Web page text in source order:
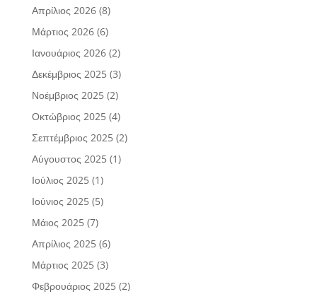
Απρίλιος 2026(8)
Μάρτιος 2026(6)
Ιανουάριος 2026(2)
Δεκέμβριος 2025(3)
Νοέμβριος 2025(2)
Οκτώβριος 2025(4)
Σεπτέμβριος 2025(2)
Αύγουστος 2025(1)
Ιούλιος 2025(1)
Ιούνιος 2025(5)
Μάιος 2025(7)
Απρίλιος 2025(6)
Μάρτιος 2025(3)
Φεβρουάριος 2025(2)